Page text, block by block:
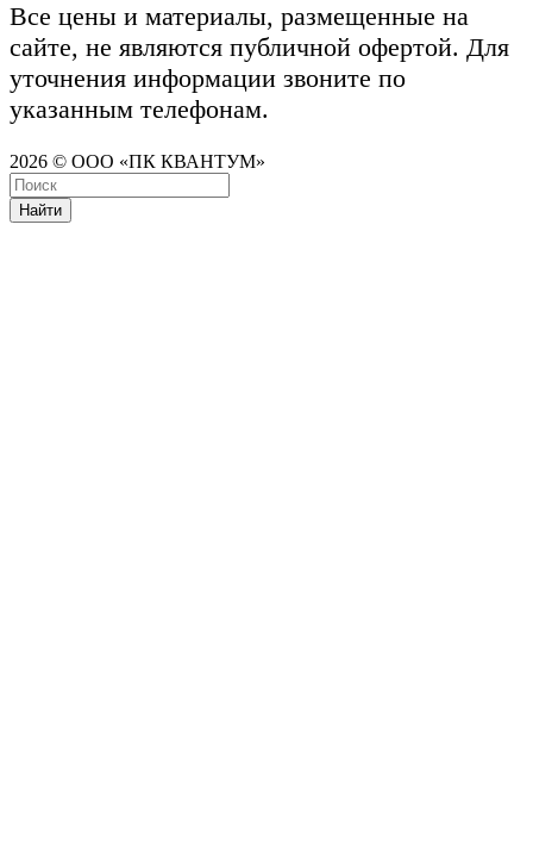
Все цены и материалы, размещенные на
сайте, не являются публичной офертой. Для
уточнения информации звоните по
указанным телефонам.
2026 © ООО «ПК КВАНТУМ»
Найти